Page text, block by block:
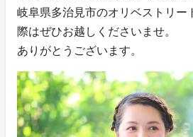
岐阜県多治見市のオリベストリー
際はぜひお越しくださいませ。
ありがとうございます。